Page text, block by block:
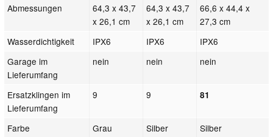
Abmessungen
64,3 x 43,7
x 26,1 cm
64,3 x 43,7
x 26,1 cm
66,6 x 44,4 x
27,3 cm
Wasserdichtigkeit
IPX6 IPX6
IPX6
Garage im
Lieferumfang
nein nein nein
Ersatzklingen im
Lieferumfang
9 9 81
Farbe Grau Silber
Silber